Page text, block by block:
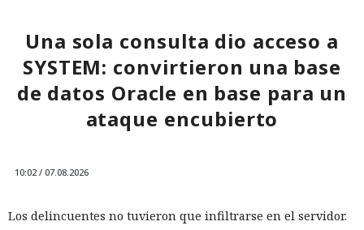
Los desarrolladores, que durante años soportaron fallos
repentinos de Node.js al compilar aplicaciones complejas,
del framework de JavaScript Next.js, que promete librarlos
resentóla versión 16.3 — la primera actualización
Una sola consulta dio acceso a
SYSTEM: convirtieron una base
de datos Oracle en base para un
ataque encubierto
10:02 / 07.08.2026
Los delincuentes no tuvieron que infiltrarse en el servidor.